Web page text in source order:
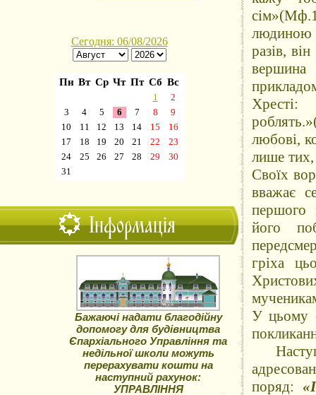
Інформація
Бажаючі надати благодійну
допомогу для будівництва
Єпархіального Управління та
недільної школи можуть
перерахувати кошти на
наступний рахунок:
УПРАВЛІННЯ
людиною
разів,
любові,
лише тих,
Своїх
вважає
першого
його
гріха
У цьому
поряд: